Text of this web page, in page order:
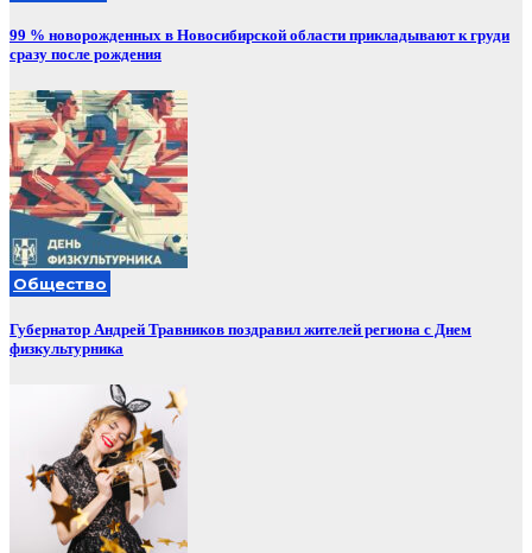
99 % новорожденных в Новосибирской области прикладывают к груди
сразу после рождения
Общество
Губернатор Андрей Травников поздравил жителей региона с Днем
физкультурника